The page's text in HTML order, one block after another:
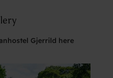
Gjerrild here